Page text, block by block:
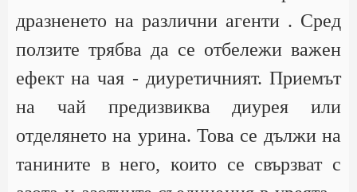
дразненето на различни агенти . Сред
ползите трябва да се отбележи важен
ефект на чая - диуретичният. Приемът
на чай предизвиква диурея или
отделянето на урина. Това се дължи на
танините в него, които се свързват с